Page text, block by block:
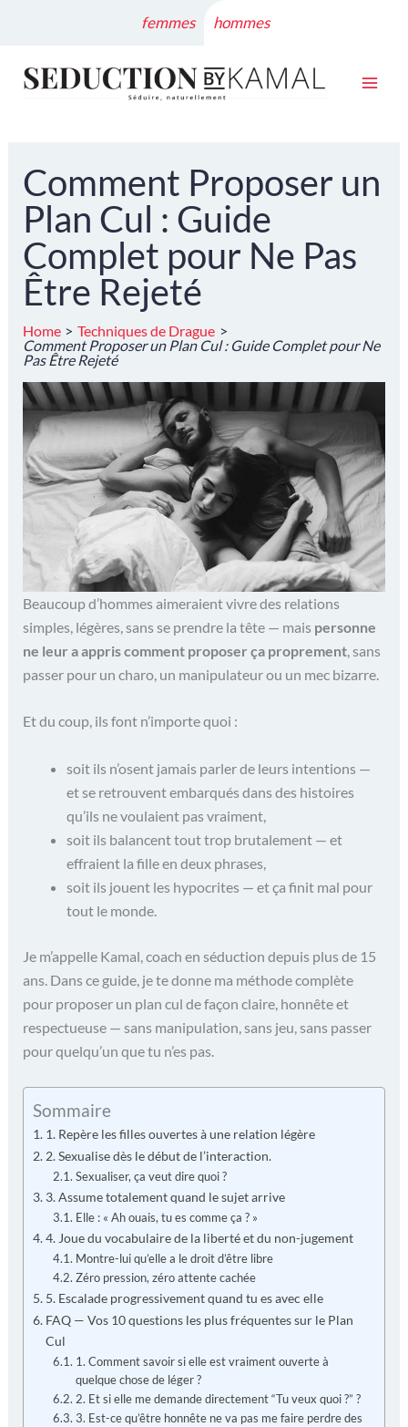
femmes hommes
Comment Proposer un
Plan Cul : Guide
Complet pour Ne Pas
Être Rejeté
Home
Techniques de Drague
Comment Proposer un Plan Cul : Guide Complet pour Ne
Pas Être Rejeté
Beaucoup d’hommes aimeraient vivre des relations
simples, légères, sans se prendre la tête — mais personne
ne leur a appris comment proposer ça proprement, sans
passer pour un charo, un manipulateur ou un mec bizarre.
Et du coup, ils font n’importe quoi :
soit ils n’osent jamais parler de leurs intentions —
et se retrouvent embarqués dans des histoires
qu’ils ne voulaient pas vraiment,
soit ils balancent tout trop brutalement — et
effraient la fille en deux phrases,
soit ils jouent les hypocrites — et ça finit mal pour
tout le monde.
Je m’appelle Kamal, coach en séduction depuis plus de 15
ans. Dans ce guide, je te donne ma méthode complète
pour proposer un plan cul de façon claire, honnête et
respectueuse — sans manipulation, sans jeu, sans passer
pour quelqu’un que tu n’es pas.
Sommaire
1. Repère les filles ouvertes à une relation légère
2. Sexualise dès le début de l’interaction.
Sexualiser, ça veut dire quoi ?
3. Assume totalement quand le sujet arrive
Elle : « Ah ouais, tu es comme ça ? »
4. Joue du vocabulaire de la liberté et du non-jugement
Montre-lui qu’elle a le droit d’être libre
Zéro pression, zéro attente cachée
5. Escalade progressivement quand tu es avec elle
FAQ — Vos 10 questions les plus fréquentes sur le Plan
Cul
1. Comment savoir si elle est vraiment ouverte à
quelque chose de léger ?
2. Et si elle me demande directement “Tu veux quoi ?” ?
3. Est-ce qu’être honnête ne va pas me faire perdre des